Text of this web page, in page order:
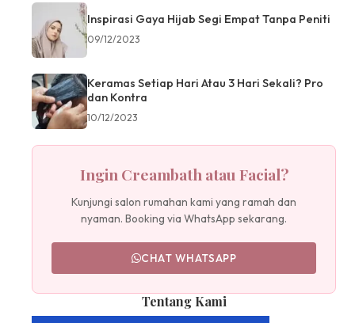
Inspirasi Gaya Hijab Segi Empat Tanpa Peniti
09/12/2023
Keramas Setiap Hari Atau 3 Hari Sekali? Pro
dan Kontra
10/12/2023
Ingin Creambath atau Facial?
Kunjungi salon rumahan kami yang ramah dan
nyaman. Booking via WhatsApp sekarang.
CHAT WHATSAPP
Tentang Kami